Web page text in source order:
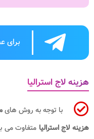
برای
هزینه لاج استرالیا
با توجه به روش ‌های
هزینه لاج استرالیا متفاوت می